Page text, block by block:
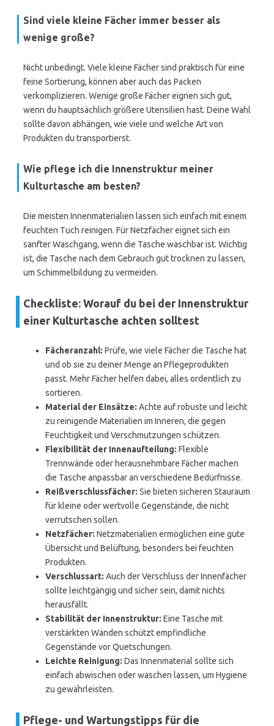
Sind viele kleine Fächer immer besser als
wenige große?
Nicht unbedingt. Viele kleine Fächer sind praktisch für eine
feine Sortierung, können aber auch das Packen
verkomplizieren. Wenige große Fächer eignen sich gut,
wenn du hauptsächlich größere Utensilien hast. Deine Wahl
sollte davon abhängen, wie viele und welche Art von
Produkten du transportierst.
Wie pflege ich die Innenstruktur meiner
Kulturtasche am besten?
Die meisten Innenmaterialien lassen sich einfach mit einem
feuchten Tuch reinigen. Für Netzfächer eignet sich ein
sanfter Waschgang, wenn die Tasche waschbar ist. Wichtig
ist, die Tasche nach dem Gebrauch gut trocknen zu lassen,
um Schimmelbildung zu vermeiden.
Checkliste: Worauf du bei der Innenstruktur
einer Kulturtasche achten solltest
Fächeranzahl: Prüfe, wie viele Fächer die Tasche hat
und ob sie zu deiner Menge an Pflegeprodukten
passt. Mehr Fächer helfen dabei, alles ordentlich zu
sortieren.
Material der Einsätze: Achte auf robuste und leicht
zu reinigende Materialien im Inneren, die gegen
Feuchtigkeit und Verschmutzungen schützen.
Flexibilität der Innenaufteilung: Flexible
Trennwände oder herausnehmbare Fächer machen
die Tasche anpassbar an verschiedene Bedürfnisse.
Reißverschlussfächer: Sie bieten sicheren Stauraum
für kleine oder wertvolle Gegenstände, die nicht
verrutschen sollen.
Netzfächer: Netzmaterialien ermöglichen eine gute
Übersicht und Belüftung, besonders bei feuchten
Produkten.
Verschlussart: Auch der Verschluss der Innenfächer
sollte leichtgängig und sicher sein, damit nichts
herausfällt.
Stabilität der Innenstruktur: Eine Tasche mit
verstärkten Wänden schützt empfindliche
Gegenstände vor Quetschungen.
Leichte Reinigung: Das Innenmaterial sollte sich
einfach abwischen oder waschen lassen, um Hygiene
zu gewährleisten.
Pflege- und Wartungstipps für die